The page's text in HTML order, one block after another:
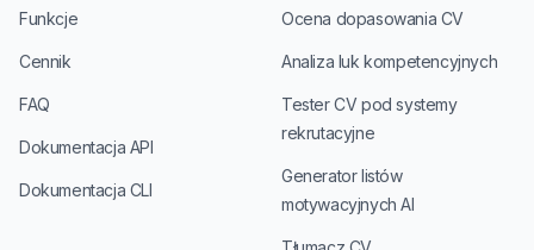
Funkcje
Cennik
FAQ
Dokumentacja API
Dokumentacja CLI
Ocena dopasowania CV
Analiza luk kompetencyjnych
Tester CV pod systemy
rekrutacyjne
Generator listów
motywacyjnych AI